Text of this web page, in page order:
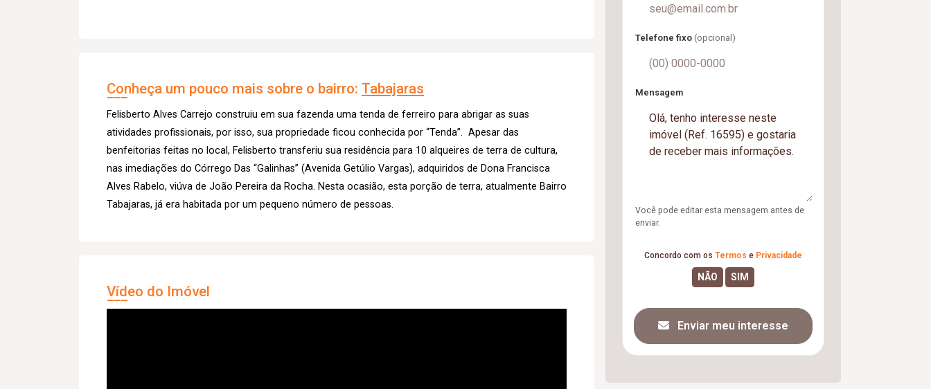
Conheça um pouco mais sobre o bairro: Tabajaras
Felisberto Alves Carrejo construiu em sua fazenda uma tenda de ferreiro para abrigar as suas
atividades profissionais, por isso, sua propriedade ficou conhecida por “Tenda”. Apesar das
benfeitorias feitas no local, Felisberto transferiu sua residência para 10 alqueires de terra de cultura,
nas imediações do Córrego Das “Galinhas” (Avenida Getúlio Vargas), adquiridos de Dona Francisca
Alves Rabelo, viúva de João Pereira da Rocha. Nesta ocasião, esta porção de terra, atualmente Bairro
Tabajaras, já era habitada por um pequeno número de pessoas.
Vídeo do Imóvel
Telefone fixo (opcional)
Mensagem
Você pode editar esta mensagem antes de
enviar.
Concordo com os Termos e Privacidade
Enviar meu interesse